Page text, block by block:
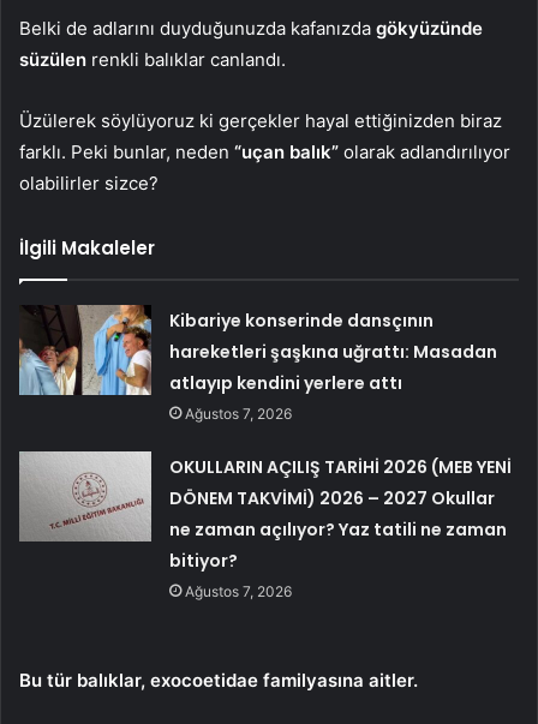
Belki de adlarını duyduğunuzda kafanızda gökyüzünde
süzülen renkli balıklar canlandı.
Üzülerek söylüyoruz ki gerçekler hayal ettiğinizden biraz
farklı. Peki bunlar, neden “uçan balık” olarak adlandırılıyor
olabilirler sizce?
İlgili Makaleler
Kibariye konserinde dansçının
hareketleri şaşkına uğrattı: Masadan
atlayıp kendini yerlere attı
Ağustos 7, 2026
OKULLARIN AÇILIŞ TARİHİ 2026 (MEB YENİ
DÖNEM TAKVİMİ) 2026 – 2027 Okullar
ne zaman açılıyor? Yaz tatili ne zaman
bitiyor?
Ağustos 7, 2026
Bu tür balıklar, exocoetidae familyasına aitler.